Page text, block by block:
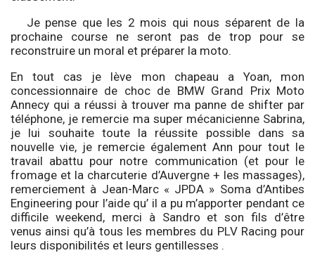
Je pense que les 2 mois qui nous séparent de la
prochaine course ne seront pas de trop pour se
reconstruire un moral et préparer la moto.
En tout cas je lève mon chapeau a Yoan, mon
concessionnaire de choc de BMW Grand Prix Moto
Annecy qui a réussi à trouver ma panne de shifter par
téléphone, je remercie ma super mécanicienne Sabrina,
je lui souhaite toute la réussite possible dans sa
nouvelle vie, je remercie également Ann pour tout le
travail abattu pour notre communication (et pour le
fromage et la charcuterie d’Auvergne + les massages),
remerciement à Jean-Marc « JPDA » Soma d’Antibes
Engineering pour l’aide qu’ il a pu m’apporter pendant ce
difficile weekend, merci à Sandro et son fils d’être
venus ainsi qu’à tous les membres du PLV Racing pour
leurs disponibilités et leurs gentillesses .